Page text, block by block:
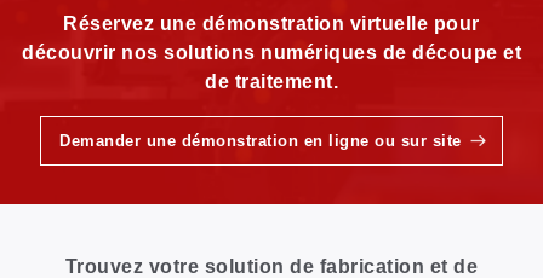
Réservez une démonstration virtuelle pour
découvrir nos solutions numériques de découpe et
de traitement.
Demander une démonstration en ligne ou sur site
Trouvez votre solution de fabrication et de